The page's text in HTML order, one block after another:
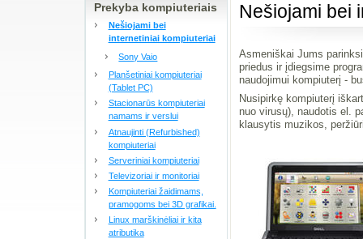
Prekyba kompiuteriais
Nešiojami bei
internetiniai kompiuteriai
Sony Vaio
Planšetiniai kompiuteriai
(Tablet PC)
Stacionarūs kompiuteriai
namams ir verslui
Atnaujinti (Refurbished)
kompiuteriai
Serveriniai kompiuteriai
Televizoriai ir monitoriai
Kompiuteriai žaidimams,
pramogoms bei 3D grafikai.
Linux marškinėliai ir kita
atributika
Nešiojami bei
Asmeniškai Jums
priedus ir įdiegsime
naudojimui kompiuterį -
Nusipirkę kompiuterį
nuo virusų), naudotis el.
klausytis muzikos,